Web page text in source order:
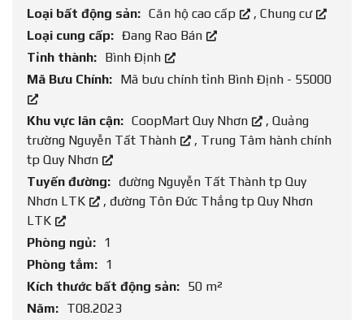
Loại bất động sản: Căn hộ cao cấp , Chung cư
Loại cung cấp: Đang Rao Bán
Tỉnh thành: Bình Định
Mã Bưu Chính: Mã bưu chính tỉnh Bình Định - 55000
Khu vực lân cận: CoopMart Quy Nhơn , Quảng
trường Nguyễn Tất Thành
, Trung Tâm hành chính
tp Quy Nhơn
Tuyến đường: đường Nguyễn Tất Thành tp Quy
Nhơn LTK
, đường Tôn Đức Thắng tp Quy Nhơn
LTK
Phòng ngủ: 1
Phòng tắm: 1
Kích thước bất động sản: 50 m²
Năm: T08.2023